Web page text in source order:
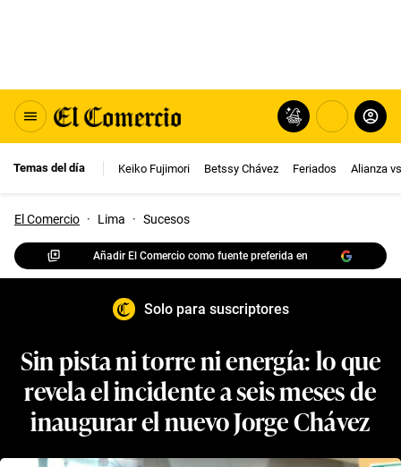
Temas del día Keiko Fujimori Betssy Chávez Feriados Alianza
El Comercio · Lima · Sucesos
Añadir El Comercio como fuente preferida en
Solo para suscriptores
Sin pista ni torre ni energía: lo que
revela el incidente a seis meses de
inaugurar el nuevo Jorge Chávez